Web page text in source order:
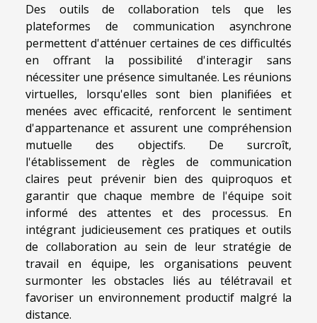
Des outils de collaboration tels que les
plateformes de communication asynchrone
permettent d'atténuer certaines de ces difficultés
en offrant la possibilité d'interagir sans
nécessiter une présence simultanée. Les réunions
virtuelles, lorsqu'elles sont bien planifiées et
menées avec efficacité, renforcent le sentiment
d'appartenance et assurent une compréhension
mutuelle des objectifs. De surcroît,
l'établissement de règles de communication
claires peut prévenir bien des quiproquos et
garantir que chaque membre de l'équipe soit
informé des attentes et des processus. En
intégrant judicieusement ces pratiques et outils
de collaboration au sein de leur stratégie de
travail en équipe, les organisations peuvent
surmonter les obstacles liés au télétravail et
favoriser un environnement productif malgré la
distance.